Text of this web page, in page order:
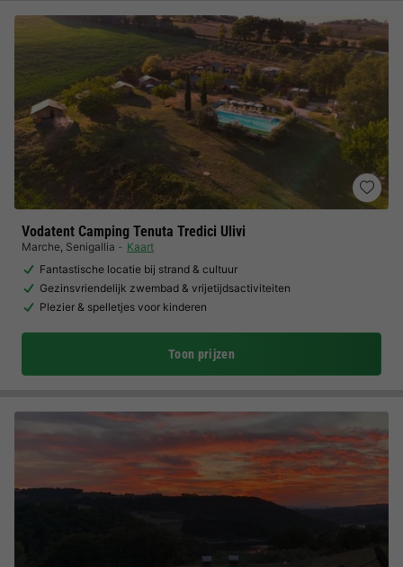
Vodatent Camping Tenuta Tredici Ulivi
Marche, Senigallia
Kaart
Fantastische locatie bij strand & cultuur
Gezinsvriendelijk zwembad & vrijetijdsactiviteiten
Plezier & spelletjes voor kinderen
Toon prijzen